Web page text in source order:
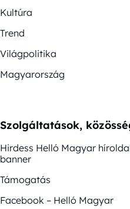
Kultúra
Trend
Világpolitika
Magyarország
Szolgáltatások,
Hirdess Helló Magyar
banner
Támogatás
Facebook – Helló Magyar